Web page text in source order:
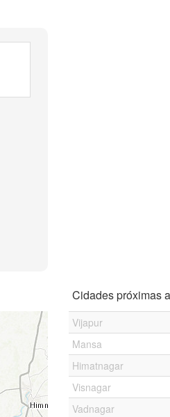
Cidades próximas
Vijapur
Mansa
Himatnagar
Visnagar
Vadnagar